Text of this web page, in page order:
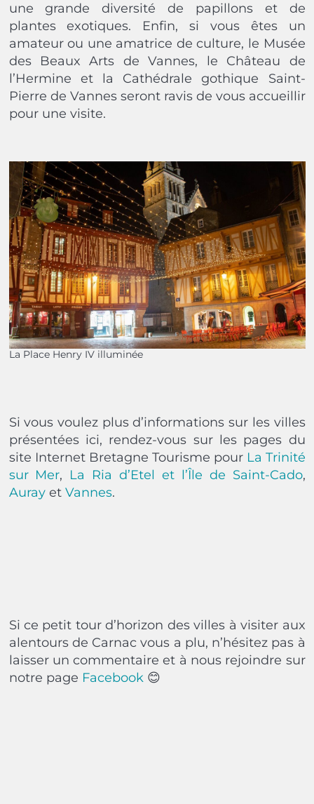
une grande diversité de papillons et de
plantes exotiques. Enfin, si vous êtes un
amateur ou une amatrice de culture, le Musée
des Beaux Arts de Vannes, le Château de
l’Hermine et la Cathédrale gothique Saint-
Pierre de Vannes seront ravis de vous accueillir
pour une visite.
La Place Henry IV illuminée
Si vous voulez plus d’informations sur les villes
présentées ici, rendez-vous sur les pages du
site Internet Bretagne Tourisme pour La Trinité
sur Mer, La Ria d’Etel et l’Île de Saint-Cado,
Aurayet Vannes.
Si ce petit tour d’horizon des villes à visiter aux
alentours de Carnac vous a plu, n’hésitez pas à
laisser un commentaire et à nous rejoindre sur
notre page Facebook😊